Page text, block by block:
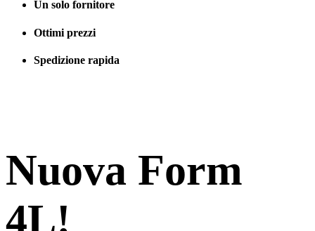
Un solo fornitore
Ottimi prezzi
Spedizione rapida
Nuova Form
4L!